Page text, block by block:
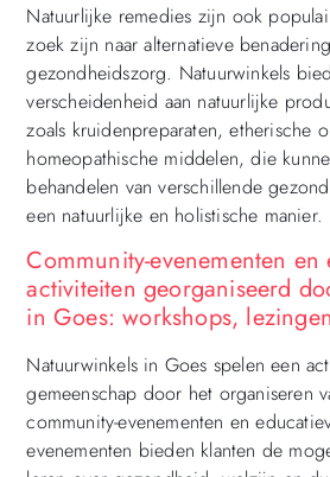
Natuurlijke remedies zijn ook
zoek zijn naar alternatieve
gezondheidszorg. Natuurwinkels
verscheidenheid aan natuurlijke
zoals kruidenpreparaten, etherische
homeopathische middelen, die
behandelen van verschillende
een natuurlijke en holistische manier.
Community-evenementen en
activiteiten georganiseerd
in Goes: workshops,
Natuurwinkels in Goes spelen een
gemeenschap door het organiseren
community-evenementen en
evenementen bieden klanten de